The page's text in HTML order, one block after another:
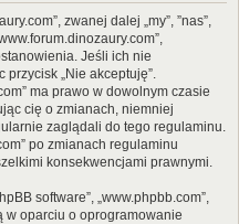
zwanej dalej „my”, ”nas”,
Jeśli ich nie
„Nie akceptuję”.
ma prawo w dowolnym czasie
cię o zmianach, niemniej
zaglądali do tego regulaminu.
po zmianach regulaminu
konsekwencjami prawnymi.
software”, „www.phpbb.com”,
w oparciu o oprogramowanie